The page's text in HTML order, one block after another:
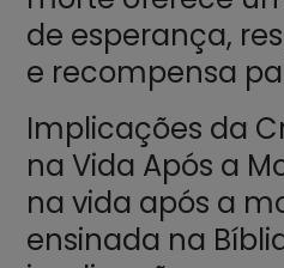
de esperança,
e recompensa
Implicações da
na Vida Após a
na vida após a
ensinada na